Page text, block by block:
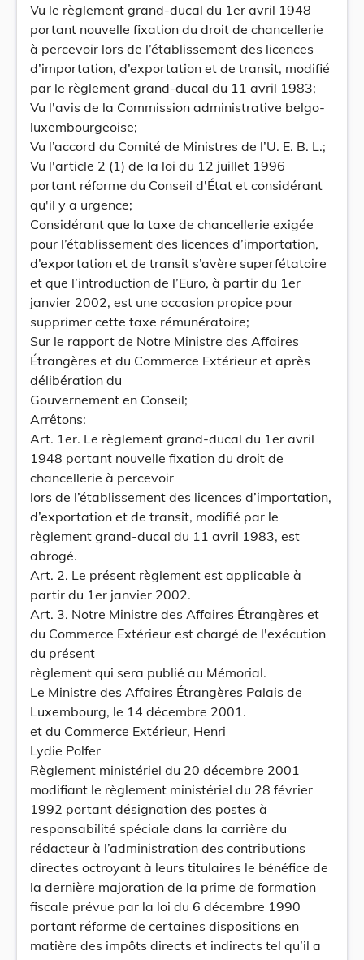
Vu le règlement grand-ducal du 1er avril 1948
portant nouvelle fixation du droit de chancellerie
à percevoir lors de l’établissement des licences
d’importation, d’exportation et de transit, modifié
par le règlement grand-ducal du 11 avril 1983;
Vu l'avis de la Commission administrative belgo-
luxembourgeoise;
Vu l’accord du Comité de Ministres de l’U. E. B. L.;
Vu l'article 2 (1) de la loi du 12 juillet 1996
portant réforme du Conseil d'État et considérant
qu'il y a urgence;
Considérant que la taxe de chancellerie exigée
pour l’établissement des licences d’importation,
d’exportation et de transit s’avère superfétatoire
et que l’introduction de l’Euro, à partir du 1er
janvier 2002, est une occasion propice pour
supprimer cette taxe rémunératoire;
Sur le rapport de Notre Ministre des Affaires
Étrangères et du Commerce Extérieur et après
délibération du
Gouvernement en Conseil;
Arrêtons:
Art. 1er. Le règlement grand-ducal du 1er avril
1948 portant nouvelle fixation du droit de
chancellerie à percevoir
lors de l’établissement des licences d’importation,
d’exportation et de transit, modifié par le
règlement grand-ducal du 11 avril 1983, est
abrogé.
Art. 2. Le présent règlement est applicable à
partir du 1er janvier 2002.
Art. 3. Notre Ministre des Affaires Étrangères et
du Commerce Extérieur est chargé de l'exécution
du présent
règlement qui sera publié au Mémorial.
Le Ministre des Affaires Étrangères Palais de
Luxembourg, le 14 décembre 2001.
et du Commerce Extérieur, Henri
Lydie Polfer
Règlement ministériel du 20 décembre 2001
modifiant le règlement ministériel du 28 février
1992 portant désignation des postes à
responsabilité spéciale dans la carrière du
rédacteur à l’administration des contributions
directes octroyant à leurs titulaires le bénéfice de
la dernière majoration de la prime de formation
fiscale prévue par la loi du 6 décembre 1990
portant réforme de certaines dispositions en
matière des impôts directs et indirects tel qu’il a